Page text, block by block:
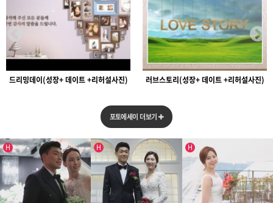
드리밍데이(성장+ 데이트 +리허설사진) 러브스토리(성장+ 데이트 +리허설사진)
포토에세이 더보기
스타웨딩
H
인기글
H
인기글
H
인기글
[ 2016 ] [ 2015 ] [ 2014 ]